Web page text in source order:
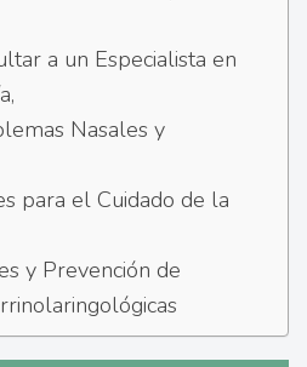
a un Especialista en
Nasales y
para el Cuidado de la
y Prevención de